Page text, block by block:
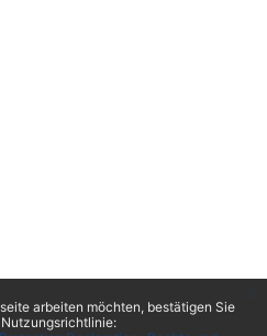
arbeiten möchten, bestätigen Sie